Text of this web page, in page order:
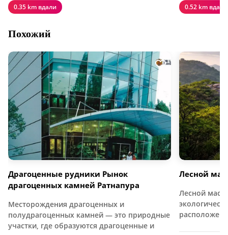
0.35 km вдали 0.52 km вдали
Похожий
Драгоценные рудники Рынок
драгоценных камней Ратнапура
Месторождения драгоценных и
полудрагоценных камней — это природные
участки, где образуются драгоценные и
Лесной
Лесной